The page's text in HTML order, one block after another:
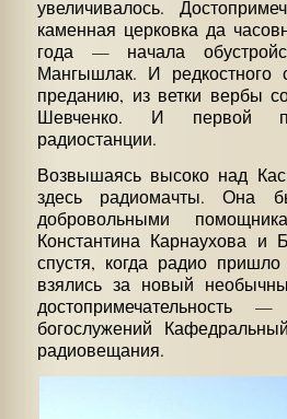
увеличивалось.
каменная церковка да
года — начала
Мангышлак. И редкостного
преданию, из ветки вербы
Шевченко. И первой
радиостанции.
Возвышаясь высоко над
здесь радиомачты. Она
добровольными
Константина Карнаухова и
спустя, когда радио
взялись за новый
богослужений
радиовещания.